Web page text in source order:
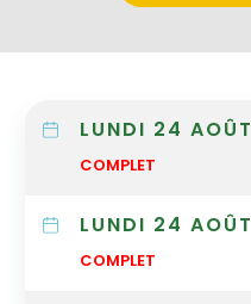
LUNDI 24 AOÛT
COMPLET
LUNDI 24 AOÛT
COMPLET